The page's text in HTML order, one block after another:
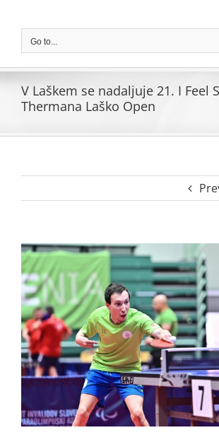
contentGo to...
V Laškem se nadaljuje 21. I Feel
Thermana Laško Open
View
Larger
Image